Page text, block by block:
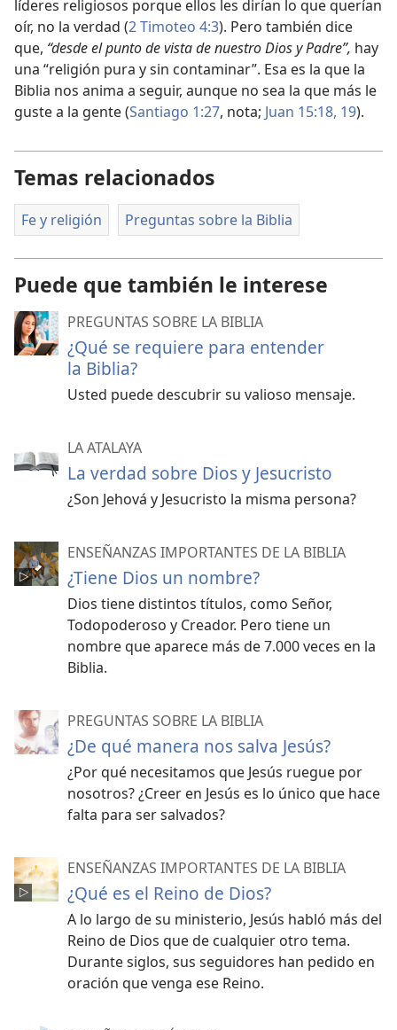
líderes religiosos porque ellos les dirían lo que querían
oír, no la verdad (2 Timoteo 4:3). Pero también dice
que, “desde el punto de vista de nuestro Dios y Padre”, hay
una “religión pura y sin contaminar”. Esa es la que la
Biblia nos anima a seguir, aunque no sea la que más le
guste a la gente (Santiago 1:27, nota; Juan 15:18, 19).
Temas relacionados
Fe y religión Preguntas sobre la Biblia
Puede que también le interese
PREGUNTAS SOBRE LA BIBLIA
¿Qué se requiere para entender
la Biblia?
Usted puede descubrir su valioso mensaje.
LA ATALAYA
La verdad sobre Dios y Jesucristo
¿Son Jehová y Jesucristo la misma persona?
ENSEÑANZAS IMPORTANTES DE LA BIBLIA
¿Tiene Dios un nombre?
Dios tiene distintos títulos, como Señor,
Todopoderoso y Creador. Pero tiene un
nombre que aparece más de 7.000 veces en la
Biblia.
PREGUNTAS SOBRE LA BIBLIA
¿De qué manera nos salva Jesús?
¿Por qué necesitamos que Jesús ruegue por
nosotros? ¿Creer en Jesús es lo único que hace
falta para ser salvados?
ENSEÑANZAS IMPORTANTES DE LA BIBLIA
¿Qué es el Reino de Dios?
A lo largo de su ministerio, Jesús habló más del
Reino de Dios que de cualquier otro tema.
Durante siglos, sus seguidores han pedido en
oración que venga ese Reino.